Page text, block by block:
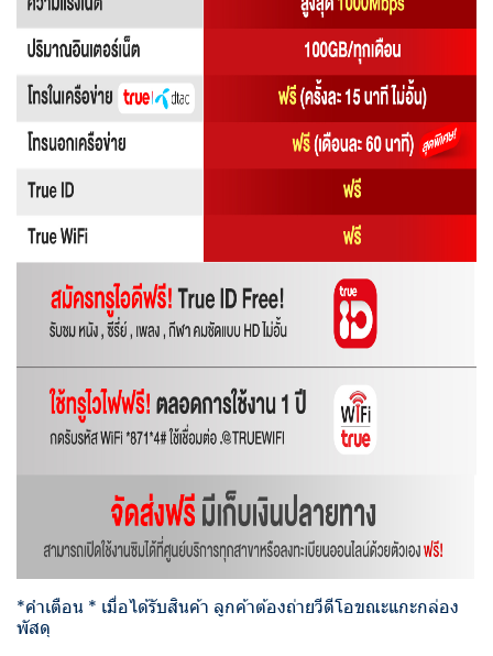
*คำเตือน * เมื่อได้รับสินค้า ลูกค้าต้องถ่ายวีดีโอขณะแกะกล่อง
พัสดุ